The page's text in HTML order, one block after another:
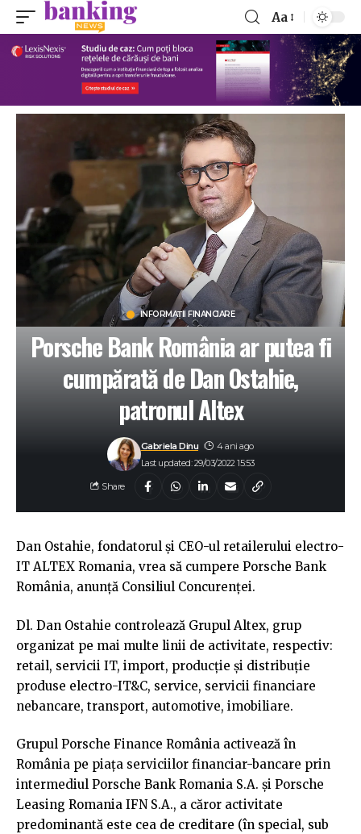
Aa
INFORMAȚII FINANCIARE
Porsche Bank România ar putea fi
cumpărată de Dan Ostahie,
patronul Altex
Last updated: 29/03/2022 15:53
Gabriela Dinu 4 ani ago
Share
Dan Ostahie, fondatorul și CEO-ul retailerului electro-
IT ALTEX Romania, vrea să cumpere Porsche Bank
România, anunță Consiliul Concurenţei.
Dl. Dan Ostahie controlează Grupul Altex, grup
organizat pe mai multe linii de activitate, respectiv:
retail, servicii IT, import, producție și distribuție
produse electro-IT&C, service, servicii financiare
nebancare, transport, automotive, imobiliare.
Grupul Porsche Finance România activează în
România pe piața serviciilor financiar-bancare prin
intermediul Porsche Bank Romania S.A. și Porsche
Leasing Romania IFN S.A., a căror activitate
predominantă este cea de creditare (în special, sub